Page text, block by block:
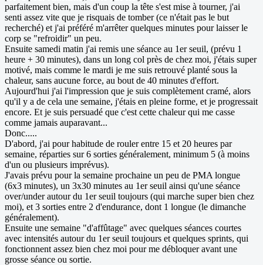
parfaitement bien, mais d'un coup la tête s'est mise à tourner, j'ai
senti assez vite que je risquais de tomber (ce n'était pas le but
recherché) et j'ai préféré m'arrêter quelques minutes pour laisser le
corp se "refroidir" un peu.
Ensuite samedi matin j'ai remis une séance au 1er seuil, (prévu 1
heure + 30 minutes), dans un long col près de chez moi, j'étais super
motivé, mais comme le mardi je me suis retrouvé planté sous la
chaleur, sans aucune force, au bout de 40 minutes d'effort.
Aujourd'hui j'ai l'impression que je suis complètement cramé, alors
qu'il y a de cela une semaine, j'étais en pleine forme, et je progressait
encore. Et je suis persuadé que c'est cette chaleur qui me casse
comme jamais auparavant...
Donc.....
D'abord, j'ai pour habitude de rouler entre 15 et 20 heures par
semaine, réparties sur 6 sorties généralement, minimum 5 (à moins
d'un ou plusieurs imprévus).
J'avais prévu pour la semaine prochaine un peu de PMA longue
(6x3 minutes), un 3x30 minutes au 1er seuil ainsi qu'une séance
over/under autour du 1er seuil toujours (qui marche super bien chez
moi), et 3 sorties entre 2 d'endurance, dont 1 longue (le dimanche
généralement).
Ensuite une semaine "d'affûtage" avec quelques séances courtes
avec intensités autour du 1er seuil toujours et quelques sprints, qui
fonctionnent assez bien chez moi pour me débloquer avant une
grosse séance ou sortie.